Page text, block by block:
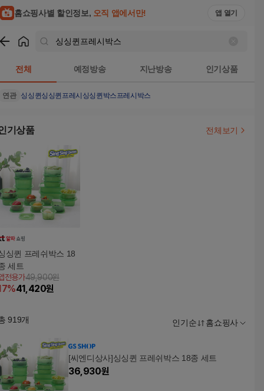
홈쇼핑사별 할인정보, 오직 앱에서만! 앱 열기
전체 예정방송 지난방송 인기상품
연관 싱싱퀸싱싱퀸프레시 싱싱퀸박스프레시박스
기상품 전체보기
싱퀸 프레쉬박스 18
세트
전용가49,900원
%41,420원
919개 인기순 홈쇼핑사
[씨엔디상사]싱싱퀸 프레쉬박스 18종 세트
36,930원